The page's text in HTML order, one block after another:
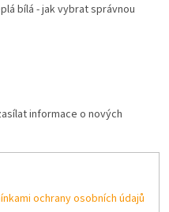
bílá - jak vybrat správnou
informace o nových
ochrany osobních údajů